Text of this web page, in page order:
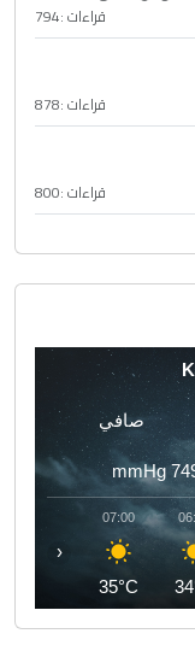
قراءات :794
قراءات :878
قراءات :800
صافي
mmHg
07:00
35°C
‹